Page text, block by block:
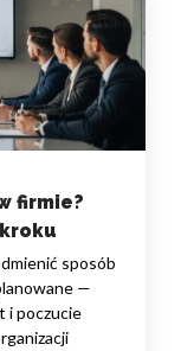
firmie?
sposób
—
i poczucie